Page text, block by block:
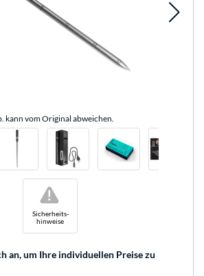
kann vom Original abweichen.
Sicherheits-
hinweise
!
an, um Ihre individuellen Preise zu